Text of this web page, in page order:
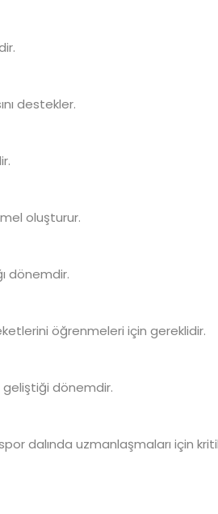
destekler.
oluşturur.
dönemdir.
öğrenmeleri için gereklidir.
geliştiği dönemdir.
dalında uzmanlaşmaları için